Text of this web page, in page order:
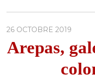
26 OCTOBRE 2019
Arepas,